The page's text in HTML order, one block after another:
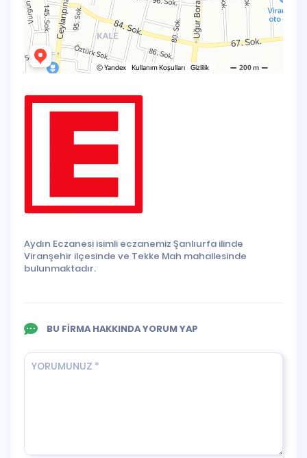
Aydın Eczanesi isimli eczanemiz Şanlıurfa ilinde
Viranşehir ilçesinde ve Tekke Mah mahallesinde
bulunmaktadır.
BU FİRMA HAKKINDA YORUM YAP